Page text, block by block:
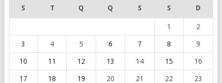
S T Q Q S S D
1 2
3 4 5 6 7 8 9
10 11 12 13 14 15 16
17 18 19 20 21 22 23